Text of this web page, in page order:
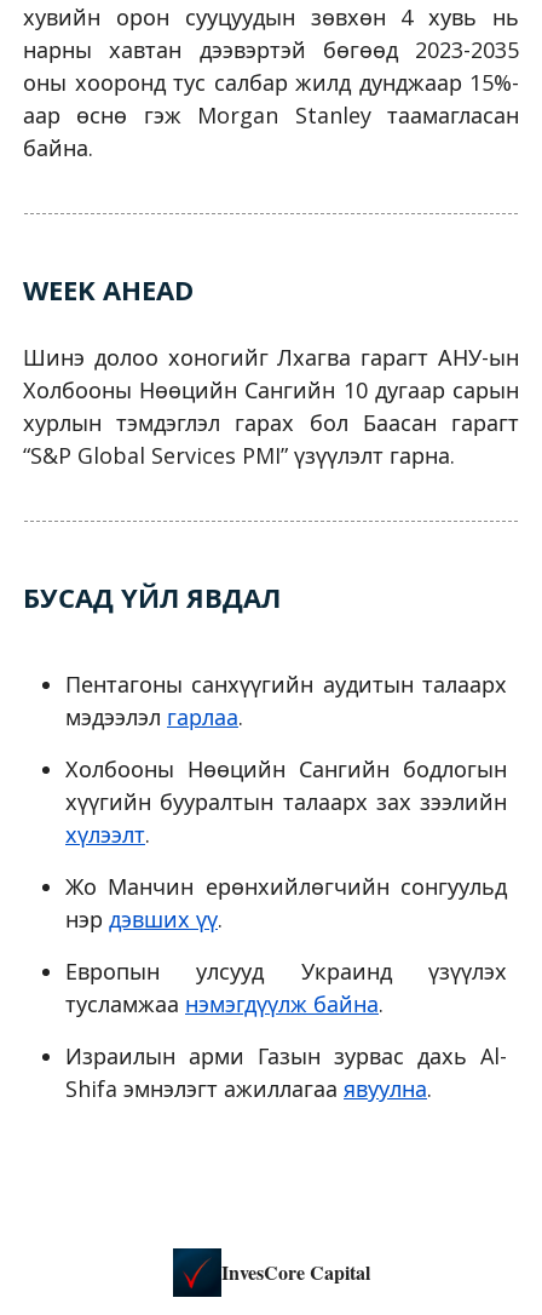
хувийн орон сууцуудын зөвхөн 4 хувь нь
нарны хавтан дээвэртэй бөгөөд 2023-2035
оны хооронд тус салбар жилд дунджаар 15%-
аар өснө гэж Morgan Stanley таамагласан
байна.
WEEK AHEAD
Шинэ долоо хоногийг Лхагва гарагт АНУ-ын
Холбооны Нөөцийн Сангийн 10 дугаар сарын
хурлын тэмдэглэл гарах бол Баасан гарагт
“S&P Global Services PMI” үзүүлэлт гарна.
БУСАД ҮЙЛ ЯВДАЛ
Пентагоны санхүүгийн аудитын талаарх
мэдээлэл гарлаа.
Холбооны Нөөцийн Сангийн бодлогын
хүүгийн бууралтын талаарх зах зээлийн
хүлээлт.
Жо Манчин ерөнхийлөгчийн сонгуульд
нэр дэвших үү.
Европын улсууд Украинд үзүүлэх
тусламжаа нэмэгдүүлж байна.
Израилын арми Газын зурвас дахь Al-
Shifa эмнэлэгт ажиллагаа явуулна.
InvesCore Capital